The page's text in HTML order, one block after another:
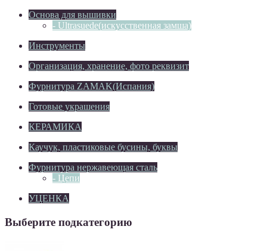
Основа для вышивки
- Ultrasuede(искусственная замша)
Инструменты
Организация, хранение, фото реквизит
Фурнитура ZAMAK(Испания)
Готовые украшения
КЕРАМИКА
Каучук, пластиковые бусины, буквы
Фурнитура нержавеющая сталь
- Цепи
УЦЕНКА
Выберите подкатегорию